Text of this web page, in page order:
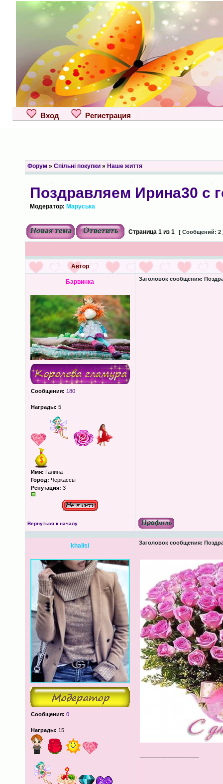
Вход Регистрация
Форум » Спільні покупки» Наше життя
Поздравляем Ирина30 с
Модератор: Маруська
Страница 1из 1 [ Сообщений: 2
Автор
Барвинка Заголовок сообщения:
Сообщения: 180
Награды: 5
Имя: Галина
Город: Черкассы
Репутация: 3
Вернуться к началу
khalisi Заголовок сообщения:
Сообщения: 0
Награды: 15